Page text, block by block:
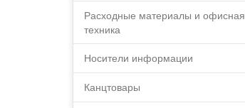
Расходные материалы и офисная
техника
Носители информации
Канцтовары